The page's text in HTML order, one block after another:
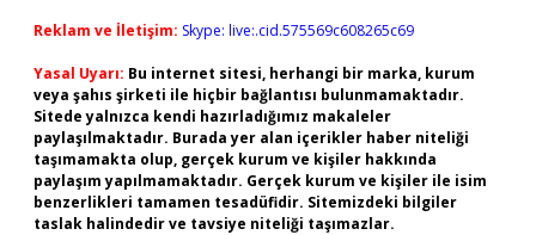
Reklam ve İletişim: Skype: live:.cid.575569c608265c69
Yasal Uyarı: Bu internet sitesi, herhangi bir marka, kurum
veya şahıs şirketi ile hiçbir bağlantısı bulunmamaktadır.
Sitede yalnızca kendi hazırladığımız makaleler
paylaşılmaktadır. Burada yer alan içerikler haber niteliği
taşımamakta olup, gerçek kurum ve kişiler hakkında
paylaşım yapılmamaktadır. Gerçek kurum ve kişiler ile isim
benzerlikleri tamamen tesadüfidir. Sitemizdeki bilgiler
taslak halindedir ve tavsiye niteliği taşımazlar.